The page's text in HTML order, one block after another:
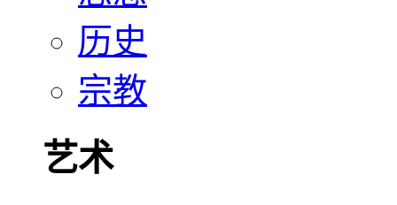
历史
宗教
艺术